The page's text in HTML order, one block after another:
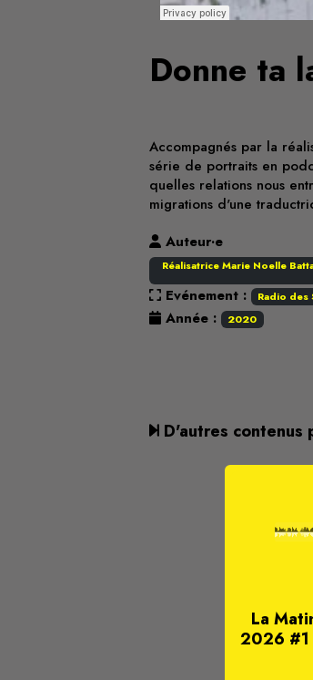
Donne ta
Accompagnés par la
série de portraits en
quelles relations nous
migrations d'une
Auteur·e
Réalisatrice Marie Noelle
Evénement : Radio des
Année : 2020
D'autres contenus
La
2026 #1